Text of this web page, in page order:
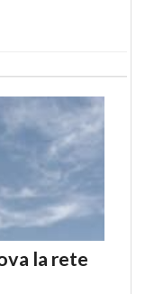
la rete